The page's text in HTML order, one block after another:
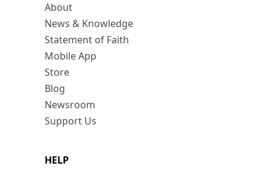
About
News & Knowledge
Statement of Faith
Mobile App
Store
Blog
Newsroom
Support Us
HELP